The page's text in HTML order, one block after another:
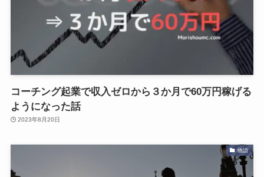
コーチング起業で収入ゼロから３か月で60万円稼げる
ようになった話
2023年8月20日
物語